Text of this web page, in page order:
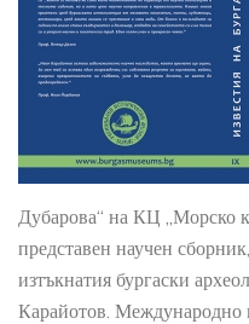
Дубарова“ на КЦ „Морско
представен научен
изтъкнатия бургаски
Карайотов. Международно